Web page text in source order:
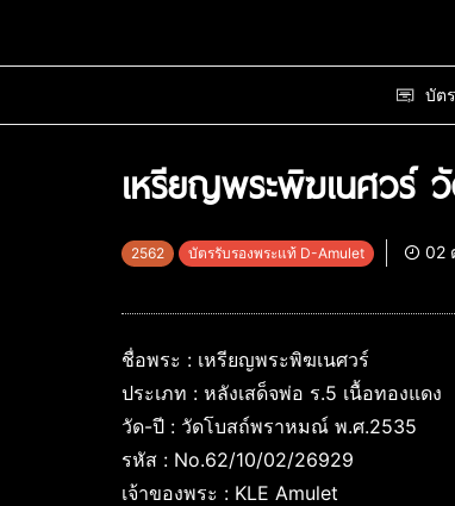
บัต
เหรียญพระพิฆเนศวร์
2562 บัตรรับรองพระแท้ D-Amulet 02
ชื่อพระ : เหรียญพระพิฆเนศวร์
ประเภท : หลังเสด็จพ่อ ร.5 เนื้อทองแดง
วัด-ปี : วัดโบสถ์พราหมณ์ พ.ศ.2535
รหัส : No.62/10/02/26929
เจ้าของพระ : KLE Amulet